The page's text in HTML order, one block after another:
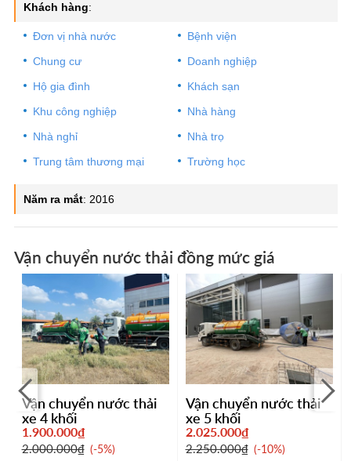
Khách hàng:
Đơn vị nhà nước
Bệnh viện
Chung cư
Doanh nghiệp
Hộ gia đình
Khách sạn
Khu công nghiệp
Nhà hàng
Nhà nghỉ
Nhà trọ
Trung tâm thương mại
Trường học
Năm ra mắt: 2016
Vận chuyển nước thải đồng mức giá
Vận chuyển nước thải
xe 4 khối
1.900.000₫
2.000.000₫ -5%
Vận chuyển nước thải
xe 5 khối
2.025.000₫
2.250.000₫ -10%